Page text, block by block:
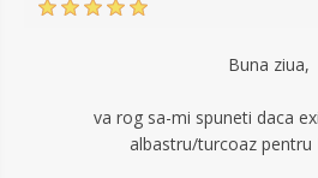
Buna ziua,
va rog sa-mi spuneti daca
albastru/turcoaz pentru